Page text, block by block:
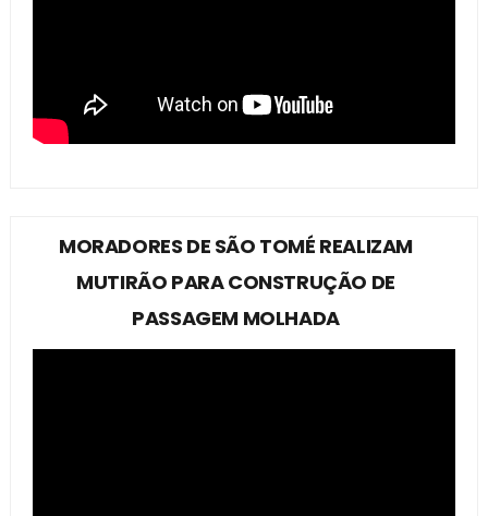
MORADORES DE SÃO TOMÉ REALIZAM
MUTIRÃO PARA CONSTRUÇÃO DE
PASSAGEM MOLHADA